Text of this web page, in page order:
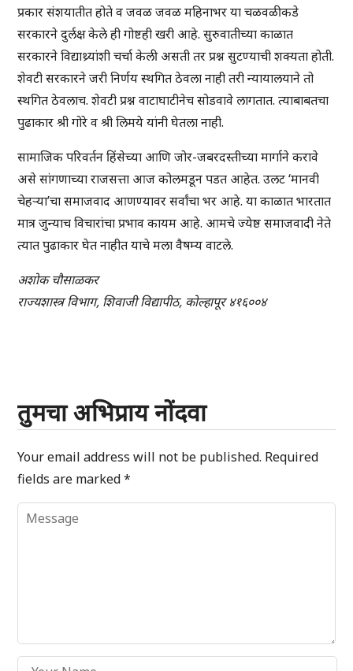
प्रकार संशयातीत होते व जवळ जवळ महिनाभर या चळवळीकडे
सरकारने दुर्लक्ष केले ही गोष्टही खरी आहे. सुरुवातीच्या काळात
सरकारने विद्याथ्र्यांशी चर्चा केली असती तर प्रश्न सुटण्याची शक्यता होती.
शेवटी सरकारने जरी निर्णय स्थगित ठेवला नाही तरी न्यायालयाने तो
स्थगित ठेवलाच. शेवटी प्रश्न वाटाघाटीनेच सोडवावे लागतात. त्याबाबतचा
पुढाकार श्री गोरे व श्री लिमये यांनी घेतला नाही.
सामाजिक परिवर्तन हिंसेच्या आणि जोर-जबरदस्तीच्या मार्गाने करावे
असे सांगणाच्या राजसत्ता आज कोलमडून पडत आहेत. उलट ‘मानवी
चेहर्‍या’चा समाजवाद आणण्यावर सर्वांचा भर आहे. या काळात भारतात
मात्र जुन्याच विचारांचा प्रभाव कायम आहे. आमचे ज्येष्ठ समाजवादी नेते
त्यात पुढाकार घेत नाहीत याचे मला वैषम्य वाटले.
अशोक चौसाळकर
राज्यशास्त्र विभाग, शिवाजी विद्यापीठ, कोल्हापूर ४१६००४
तुमचा अभिप्राय नोंदवा
Your email address will not be published. Required
fields are marked*